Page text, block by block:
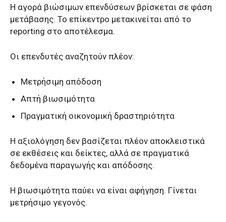
Η αγορά βιώσιμων επενδύσεων βρίσκεται σε φάση
μετάβασης. Το επίκεντρο μετακινείται από το
reporting στο αποτέλεσμα.
Οι επενδυτές αναζητούν πλέον:
Μετρήσιμη απόδοση
Απτή βιωσιμότητα
Πραγματική οικονομική δραστηριότητα
Η αξιολόγηση δεν βασίζεται πλέον αποκλειστικά
σε εκθέσεις και δείκτες, αλλά σε πραγματικά
δεδομένα παραγωγής και απόδοσης.
Η βιωσιμότητα παύει να είναι αφήγηση. Γίνεται
μετρήσιμο γεγονός.